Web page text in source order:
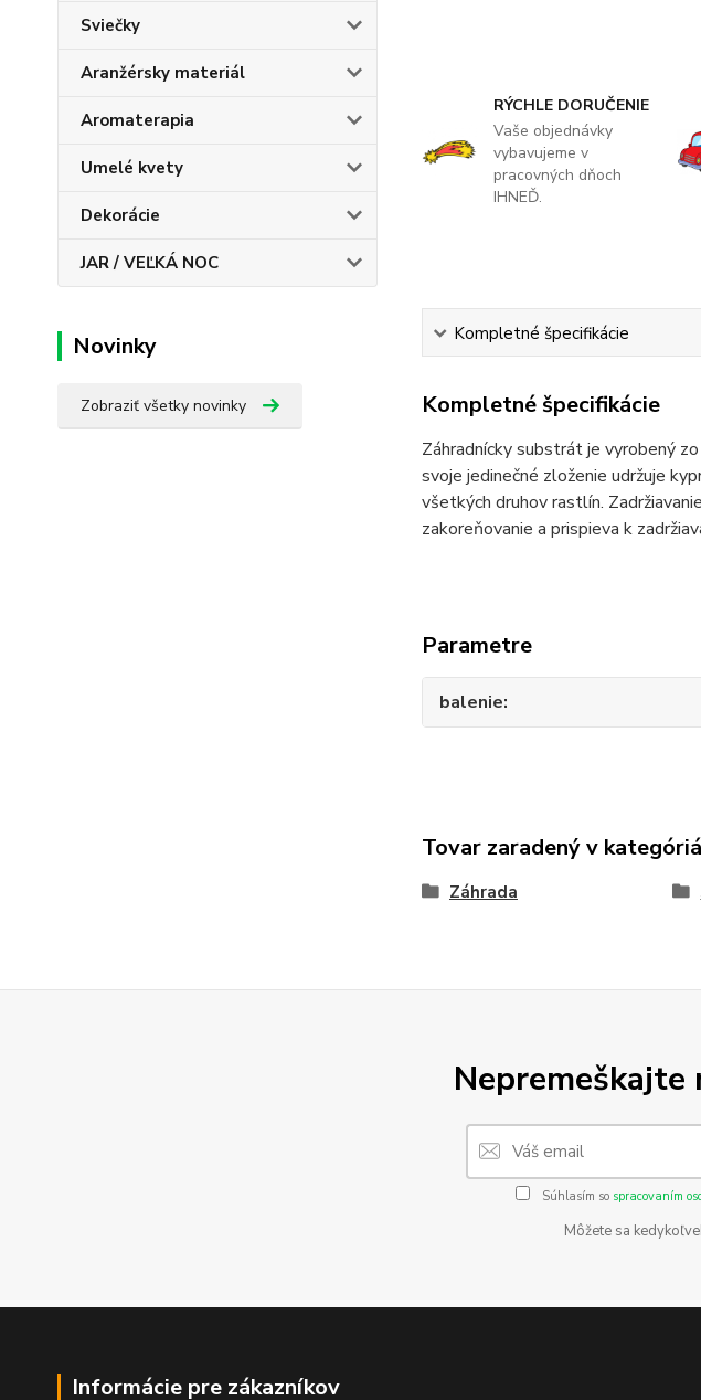
Sviečky
Aranžérsky materiál
Aromaterapia
Umelé kvety
Dekorácie
JAR / VEĽKÁ NOC
Novinky
Zobraziť všetky novinky
RÝCHLE DORUČENIE
Vaše objednávky
vybavujeme v
pracovných dňoch
IHNEĎ.
Kompletné špecifikácie
Kompletné špecifikácie
Záhradnícky substrát je vyrobený
svoje jedinečné zloženie udržuje
všetkých druhov rastlín.
zakoreňovanie a prispieva k
Parametre
balenie
Tovar zaradený v
Záhrada
Nepremeškajte
Súhlasím so spracovaním
Môžete sa
Informácie pre zákazníkov